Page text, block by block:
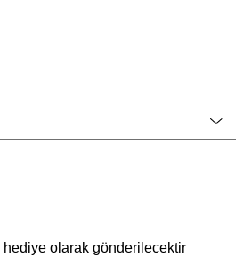
hediye olarak gönderilecektir